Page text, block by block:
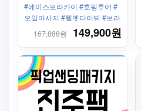
핑 (헬)멧다이빙 오호헬팩이면
보라카이 투어 끝!!
#에이스보라카이 #호핑투어 #
오일마사지 #헬멧다이빙 #보라
카이 #단독밴 #픽업샌딩 #왕복
#칼리보공항 #보라카이리조트
167,888원 149,900원